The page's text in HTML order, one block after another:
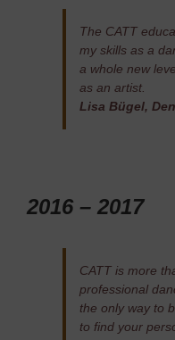
The CATT
my skills as a
a whole new
as an artist.
Lisa Bügel,
2016 – 2017
CATT is more
professional
the only way to
to find your